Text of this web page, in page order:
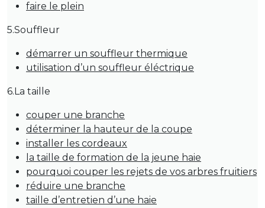
faire le plein
5.Souffleur
démarrer un souffleur thermique
utilisation d’un souffleur éléctrique
6.La taille
couper une branche
déterminer la hauteur de la coupe
installer les cordeaux
la taille de formation de la jeune haie
pourquoi couper les rejets de vos arbres fruitiers
réduire une branche
taille d’entretien d’une haie